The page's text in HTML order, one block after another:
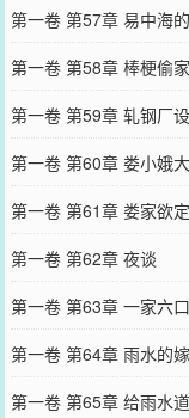
第一卷 第57章 易中海
第一卷 第58章 棒梗偷家
第一卷 第59章 轧钢厂
第一卷 第60章 娄小娥
第一卷 第61章 娄家欲
第一卷 第62章 夜谈
第一卷 第63章 一家六口
第一卷 第64章 雨水的
第一卷 第65章 给雨水